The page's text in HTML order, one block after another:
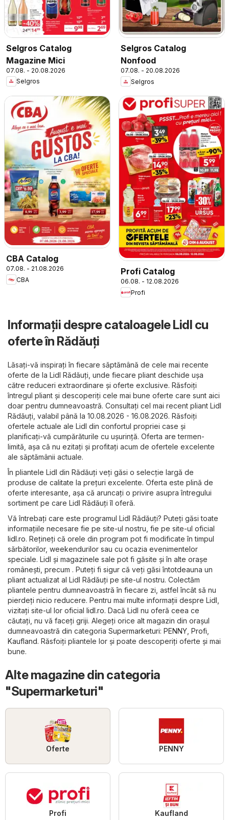
Selgros Catalog
Magazine Mici
07.08. - 20.08.2026
Selgros
Selgros Catalog
Nonfood
07.08. - 20.08.2026
Selgros
CBA Catalog
07.08. - 21.08.2026
CBA
Profi Catalog
06.08. - 12.08.2026
Profi
Informații despre cataloagele Lidl cu
oferte în Rădăuți
Lăsați-vă inspirați în fiecare săptămână de cele mai recente
oferte de la Lidl Rădăuți, unde fiecare pliant deschide ușa
către reduceri extraordinare și oferte exclusive. Răsfoiți
întregul pliant și descoperiți cele mai bune oferte care sunt aici
doar pentru dumneavoastră. Consultați cel mai recent pliant Lidl
Rădăuți, valabil până la 10.08.2026 - 16.08.2026. Răsfoiți
ofertele actuale ale Lidl din confortul propriei case și
planificați-vă cumpărăturile cu ușurință. Oferta are termen-
limită, așa că nu ezitați și profitați acum de ofertele excelente
ale săptămânii actuale.
În pliantele Lidl din Rădăuți veți găsi o selecție largă de
produse de calitate la prețuri excelente. Oferta este plină de
oferte interesante, așa că aruncați o privire asupra întregului
sortiment pe care Lidl Rădăuți îl oferă.
Vă întrebați care este programul Lidl Rădăuți? Puteți găsi toate
informațiile necesare fie pe site-ul nostru, fie pe site-ul oficial
lidl.ro. Rețineți că orele din program pot fi modificate în timpul
sărbătorilor, weekendurilor sau cu ocazia evenimentelor
speciale. Lidl și magazinele sale pot fi găsite și în alte orașe
românești, precum . Puteți fi sigur că veți găsi întotdeauna un
pliant actualizat al Lidl Rădăuți pe site-ul nostru. Colectăm
pliantele pentru dumneavoastră în fiecare zi, astfel încât să nu
pierdeți nicio reducere. Pentru mai multe informații despre Lidl,
vizitați site-ul lor oficial lidl.ro. Dacă Lidl nu oferă ceea ce
căutați, nu vă faceți griji. Alegeți orice alt magazin din orașul
dumneavoastră din categoria Supermarketuri: PENNY Profi
Kaufland. Răsfoiți pliantele lor și poate descoperiți oferte și mai
bune.
Alte magazine din categoria
"Supermarketuri"
Oferte PENNY
Profi Kaufland